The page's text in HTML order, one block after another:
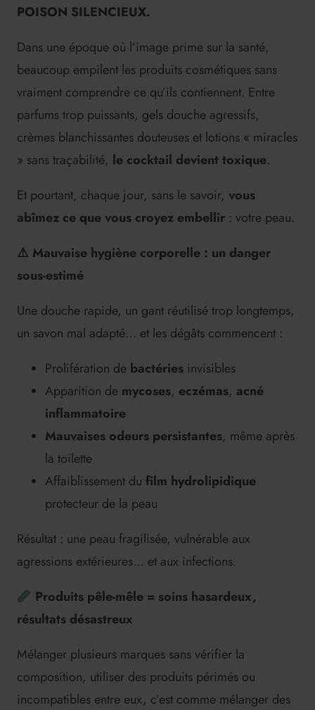
POISON SILENCIEUX.
Dans une époque où l’image prime sur la santé,
beaucoup empilent les produits cosmétiques sans
vraiment comprendre ce qu’ils contiennent. Entre
parfums trop puissants, gels douche agressifs,
crèmes blanchissantes douteuses et lotions « miracles
» sans traçabilité, le cocktail devient toxique.
Et pourtant, chaque jour, sans le savoir, vous
abîmez ce que vous croyez embellir : votre peau.
⚠ ️ Mauvaise hygiène corporelle : un danger
sous-estimé
Une douche rapide, un gant réutilisé trop longtemps,
un savon mal adapté… et les dégâts commencent :
Prolifération de bactéries invisibles
Apparition de mycoses, eczémas, acné
inflammatoire
Mauvaises odeurs persistantes, même après
la toilette
Affaiblissement du film hydrolipidique
protecteur de la peau
Résultat : une peau fragilisée, vulnérable aux
agressions extérieures… et aux infections.
Produits pêle-mêle = soins hasardeux,
résultats désastreux
Mélanger plusieurs marques sans vérifier la
composition, utiliser des produits périmés ou
incompatibles entre eux, c’est comme mélanger des